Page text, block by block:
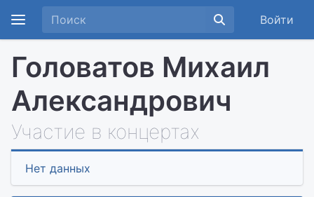
Войти
Головатов Михаил
Александрович
Участие в концертах
Нет данных